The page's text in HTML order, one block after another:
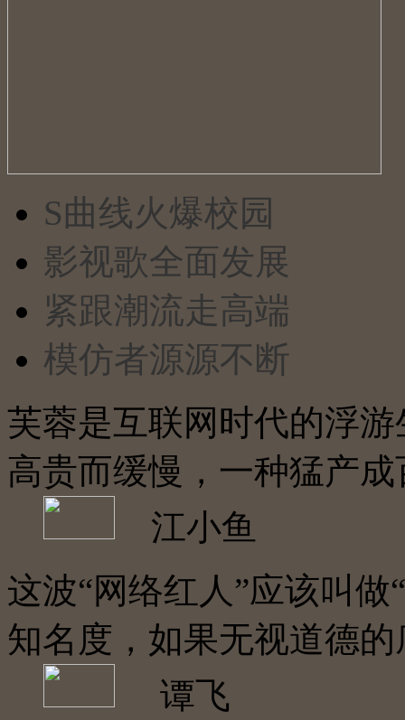
S曲线火爆校园
影视歌全面发展
紧跟潮流走高端
模仿者源源不断
芙蓉是互联网时代的浮
高贵而缓慢，一种猛产
江小鱼
这波“网络红人”应该叫
知名度，如果无视道德的
谭飞